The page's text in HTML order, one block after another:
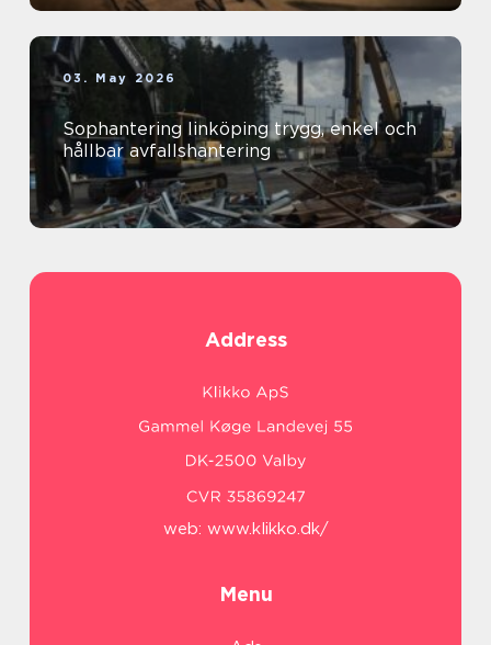
03. May 2026
Sophantering linköping trygg, enkel och
hållbar avfallshantering
Address
web: www.klikko.dk/
Menu